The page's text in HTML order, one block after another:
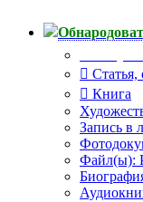
Статья,
Книга
Запись в
Файл(ы):